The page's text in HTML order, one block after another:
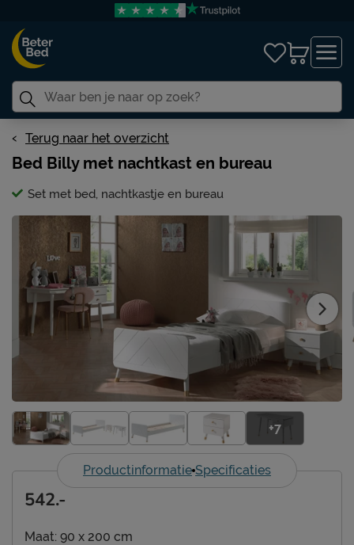
Terug naar het overzicht
Bed Billy met nachtkast en bureau
Set met bed, nachtkastje en bureau
+7
Productinformatie Specificaties
Maat: 90 x 200 cm
542.-